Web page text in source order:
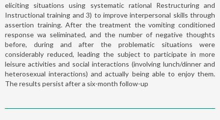
eliciting situations using systematic rational Restructuring and
Instructional training and 3) to improve interpersonal skills through
assertion training. After the treatment the vomiting conditioned
response wa seliminated, and the number of negative thoughts
before, during and after the problematic situations were
considerably reduced, leading the subject to participate in more
leisure activities and social interactions (involving lunch/dinner and
heterosexual interactions) and actually being able to enjoy them.
The results persist after a six-month follow-up